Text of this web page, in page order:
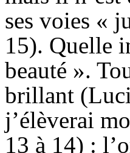
ses voies «
15). Quelle
beauté ».
brillant
j’élèverai
13 à 14) :